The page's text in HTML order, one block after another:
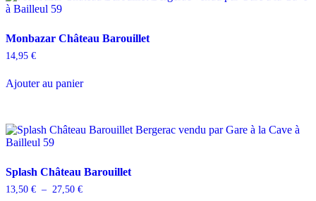
Monbazar Château Barouillet
14,95 €
Ajouter au panier
Splash Château Barouillet
13,50 € – 27,50 €Plage